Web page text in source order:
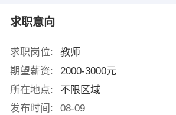
求职意向
求职岗位:
教师
期望薪资:
2000-3000元
所在地点:
不限区域
发布时间:
08-09